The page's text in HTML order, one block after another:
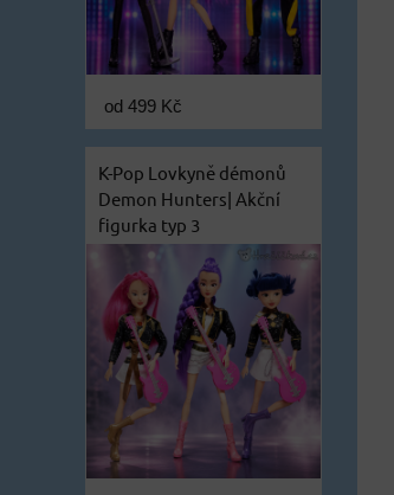
od 499 Kč
K-Pop Lovkyně démonů
Demon Hunters| Akční
figurka typ 3